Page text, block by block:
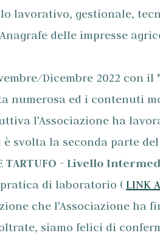
lavorativo, gestionale,
delle impresse
Dicembre 2022 con il
numerosa ed i contenuti
l'Associazione ha
svolta la seconda parte
TARTUFO - Livello
di laboratorio ( LINK
che l'Associazione ha
siamo felici di